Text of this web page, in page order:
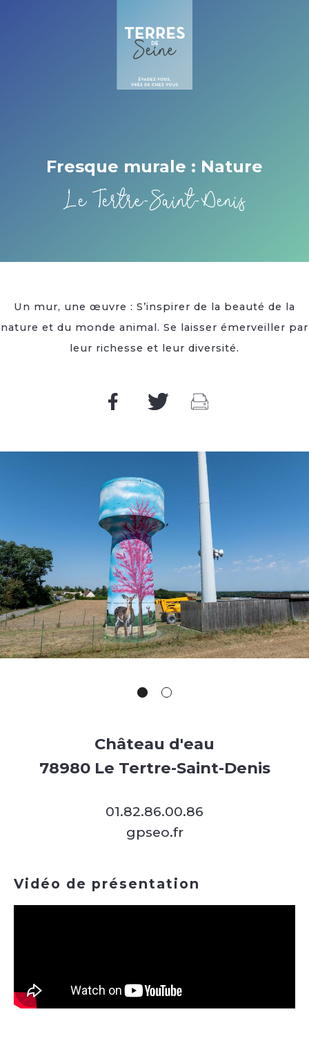
Fresque murale : Nature
Le Tertre-Saint-Denis
Un mur, une œuvre : S’inspirer de la beauté de la
nature et du monde animal. Se laisser émerveiller par
leur richesse et leur diversité.
Château d'eau
78980 Le Tertre-Saint-Denis
01.82.86.00.86
gpseo.fr
Vidéo de présentation